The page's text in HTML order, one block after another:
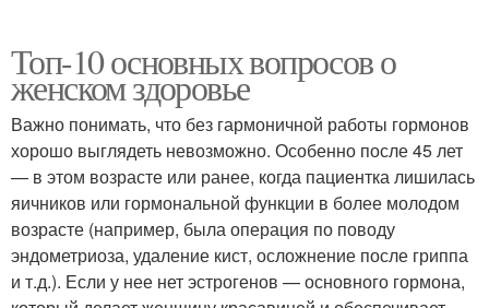
Топ-10 основных вопросов о
женском здоровье
Важно понимать, что без гармоничной работы гормонов
хорошо выглядеть невозможно. Особенно после 45 лет
— в этом возрасте или ранее, когда пациентка лишилась
яичников или гормональной функции в более молодом
возрасте (например, была операция по поводу
эндометриоза, удаление кист, осложнение после гриппа
и т.д.). Если у нее нет эстрогенов — основного гормона,